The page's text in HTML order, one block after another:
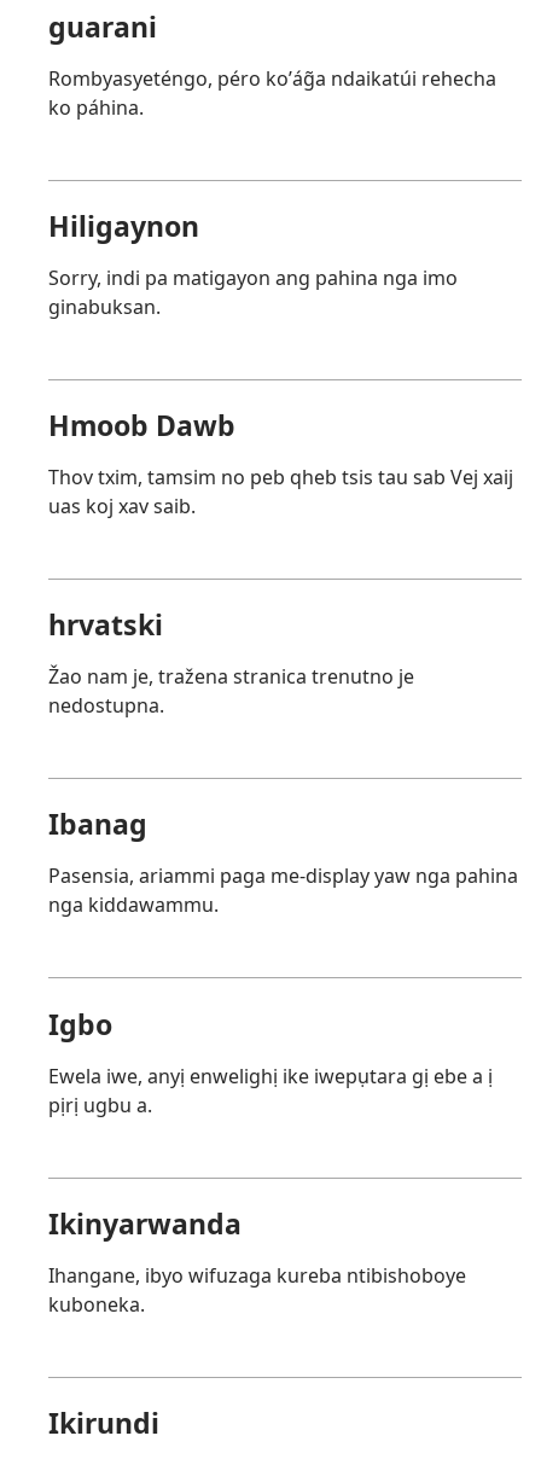
guarani
Rombyasyeténgo, péro koʼág̃a ndaikatúi rehecha
ko páhina.
Hiligaynon
Sorry, indi pa matigayon ang pahina nga imo
ginabuksan.
Hmoob Dawb
Thov txim, tamsim no peb qheb tsis tau sab Vej xaij
uas koj xav saib.
hrvatski
Žao nam je, tražena stranica trenutno je
nedostupna.
Ibanag
Pasensia, ariammi paga me-display yaw nga pahina
nga kiddawammu.
Igbo
Ewela iwe, anyị enwelighị ike iwepụtara gị ebe a ị
pịrị ugbu a.
Ikinyarwanda
Ihangane, ibyo wifuzaga kureba ntibishoboye
kuboneka.
Ikirundi